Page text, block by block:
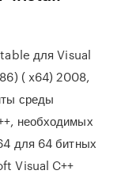
для Visual
( x64) 2008,
среды
необходимых
для 64 битных
Visual C++